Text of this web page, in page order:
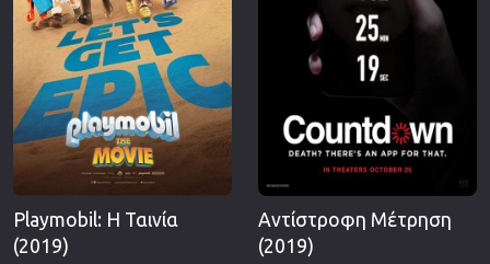
Playmobil: Η Ταινία
(2019)
Αντίστροφη Μέτρηση
(2019)